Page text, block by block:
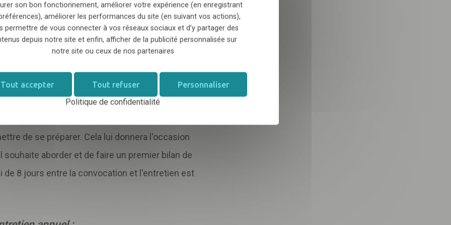
formelle entre un employé et son
de l'employé, discuter de son
, fixer de nouveaux objectifs et aborder diverses
carrière au sein de l'organisation.
salarié de la tenue de l'entretien avec un
de se préparer. Cela lui donnera l'occasion
aborder et de faire un premier bilan de
de 8 jours entre la convocation et l'entretien est
son bon fonctionnement, améliorer votre expérience (en enregistrant
améliorer les performances du site (en suivant vos actions),
permettre de vous connecter à vos réseaux sociaux et d’y partager des
depuis notre site et enfin, afficher de la publicité personnalisée sur
notre site ou ceux de nos partenaires
Tout accepter Tout refuser Personnaliser
Politique de confidentialité